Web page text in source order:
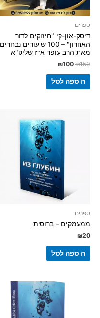
ספרים
דיסק-און-קי "חיזוקים לדור
האחרון" – 100 שיעורים נבחרים
מאת הרב עופר ארז שליט"א
₪150
₪100
הוספה לסל
ספרים
ממעמקים – ברוסית
₪20
הוספה לסל